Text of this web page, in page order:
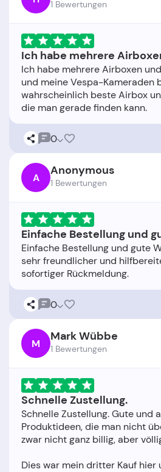
1 Bewertungen
Ich habe mehrere
Ich habe mehrere Airboxen
und meine Vespa-Kameraden
wahrscheinlich beste Airbox
0
A Anonymous
1 Bewertungen
Einfache Bestellung und
Einfache Bestellung und gute
sehr freundlicher und
0
M Mark Wübbe
1 Bewertungen
Schnelle Zustellung.
Schnelle Zustellung. Gute und
Produktideen, die man nicht
zwar nicht ganz billig, aber
Dies war mein dritter Kauf hier